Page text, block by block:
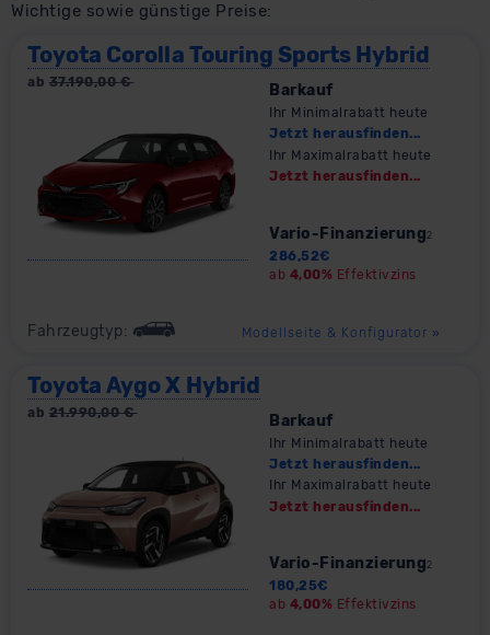
Wichtige sowie günstige Preise:
Toyota Corolla Touring Sports Hybrid
ab 37.190,00€ Barkauf
Ihr Minimalrabatt heute
Jetzt herausfinden...
Ihr Maximalrabatt heute
Jetzt herausfinden...
Vario-Finanzierung 2
286,52€
ab 4,00% Effektivzins
Fahrzeugtyp: Modellseite & Konfigurator »
Toyota Aygo X Hybrid
ab 21.990,00€ Barkauf
Ihr Minimalrabatt heute
Jetzt herausfinden...
Ihr Maximalrabatt heute
Jetzt herausfinden...
Vario-Finanzierung2
180,25€
ab 4,00% Effektivzins